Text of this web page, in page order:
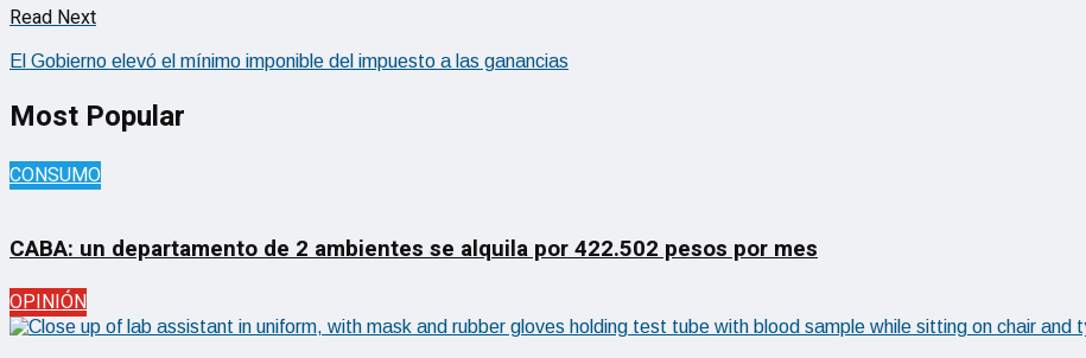
Read Next
El Gobierno elevó el mínimo imponible del impuesto a las ganancias
Most Popular
CONSUMO
CABA: un departamento de 2 ambientes se alquila por 422.502 pesos por mes
OPINIÓN